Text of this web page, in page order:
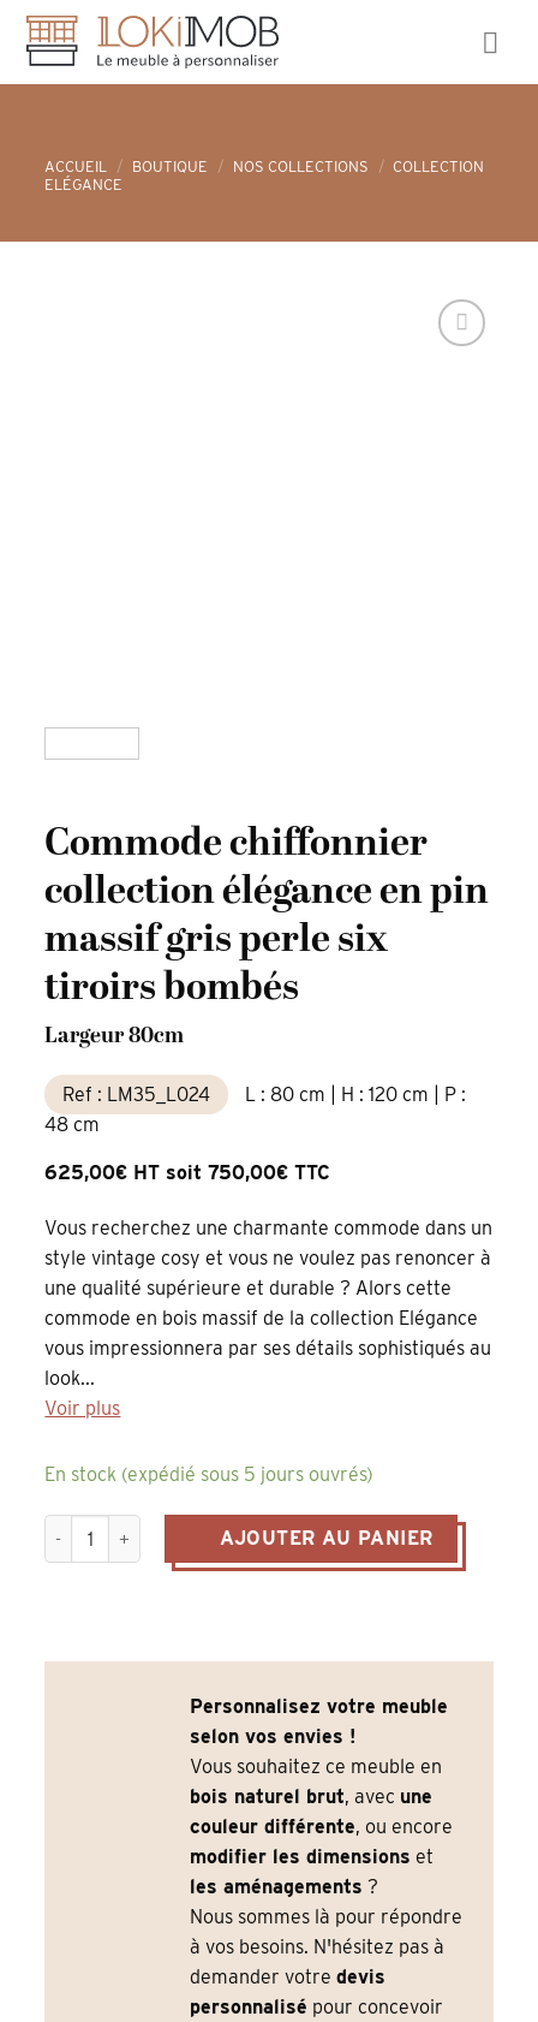
Skip
content
ACCUEIL / BOUTIQUE / NOS COLLECTIONS / COLLECTION
ELÉGANCE
Commode chiffonnier
collection élégance en pin
massif gris perle six
tiroirs bombés
Largeur 80cm
Ref : LM35_L024
L : 80 cm | H : 120 cm | P :
48 cm
625,00€ HT soit 750,00€ TTC
Vous recherchez une charmante commode dans un
style vintage cosy et vous ne voulez pas renoncer à
une qualité supérieure et durable ? Alors cette
commode en bois massif de la collection Elégance
vous impressionnera par ses détails sophistiqués au
look...
Voir plus
En stock (expédié sous 5 jours ouvrés)
quantité de commode chiffonnier collection élégance en
AJOUTER AU PANIER
Personnalisez votre meuble
selon vos envies !
Vous souhaitez ce meuble en
bois naturel brut, avec une
couleur différente, ou encore
modifier les dimensions et
les aménagements ?
Nous sommes là pour répondre
à vos besoins. N'hésitez pas à
demander votredevis
personnalisé pour concevoir